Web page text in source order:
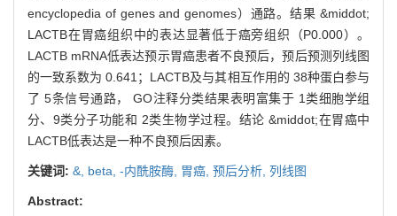
encyclopedia of genes and genomes）通路。结果 &middot;
LACTB在胃癌组织中的表达显著低于癌旁组织（P0.000）。
LACTB mRNA低表达预示胃癌患者不良预后，预后预测列线图
的一致系数为 0.641；LACTB及与其相互作用的 38种蛋白参与
了 5条信号通路， GO注释分类结果表明富集于 1类细胞学组
分、9类分子功能和 2类生物学过程。结论 &middot;在胃癌中
LACTB低表达是一种不良预后因素。
关键词: &, beta, -内酰胺酶, 胃癌, 预后分析, 列线图
Abstract: